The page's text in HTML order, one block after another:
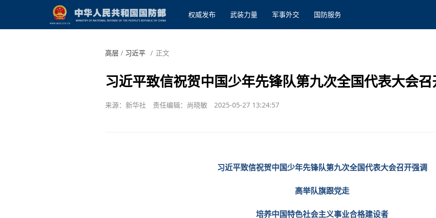
权威发布 武装力量 军事外交 国防服务
高层/ 习近平 / 正文
习近平致信祝贺中国少年先锋队第九次全国代表大会召
来源：新华社 责任编辑：尚晓敏 2025-05-27 13:24:57
习近平致信祝贺中国少年先锋队第九次全国代表大会召开强调
高举队旗跟党走
培养中国特色社会主义事业合格建设者